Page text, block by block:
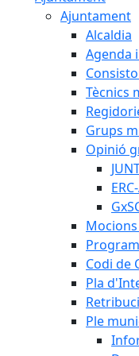
Ajuntament
Alcaldia
Agenda
Tècnics
Grups
Opinió
Codi de
Pla
Ple